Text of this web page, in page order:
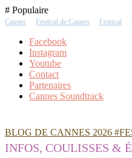
Skip
To
# Populaire
Cannes Festival de Cannes Festival
Facebook
Instagram
Youtube
Contact
Partenaires
Cannes Soundtrack
BLOG DE CANNES 2026
INFOS, COULISSES &